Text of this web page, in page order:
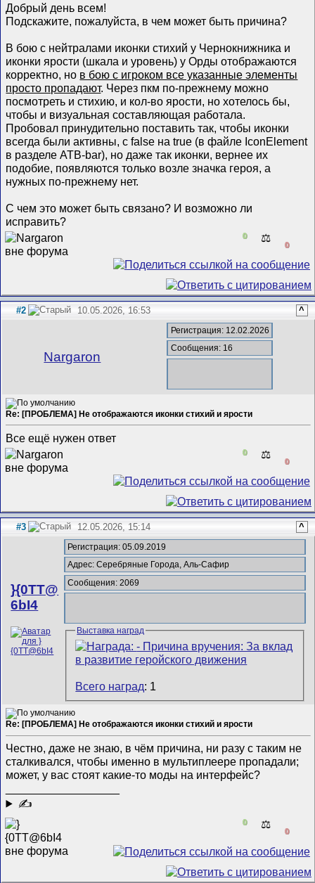
Добрый день всем!
Подскажите, пожалуйста, в чем может быть причина?
В бою с нейтралами иконки стихий у Чернокнижника и
иконки ярости (шкала и уровень) у Орды отображаются
корректно, но в бою с игроком все указанные элементы
просто пропадают. Через пкм по-прежнему можно
посмотреть и стихию, и кол-во ярости, но хотелось бы,
чтобы и визуальная составляющая работала.
Пробовал принудительно поставить так, чтобы иконки
всегда были активны, с false на true (в файле IconElement
в разделе ATB-bar), но даже так иконки, вернее их
подобие, появляются только возле значка героя, а
нужных по-прежнему нет.
С чем это может быть связано? И возможно ли
исправить?
0 ⚖️
0
#2 10.05.2026, 16:53 ^
Nargaron
Регистрация: 12.02.2026
Сообщения: 16
Re: [ПРОБЛЕМА] Не отображаются иконки стихий и ярости
Все ещё нужен ответ
0 ⚖️
0
#3 12.05.2026, 15:14 ^
}{0TT@
6bI4
Регистрация: 05.09.2019
Адрес: Серебряные Города, Аль-Сафир
Сообщения: 2069
Выставка наград
Всего наград: 1
Re: [ПРОБЛЕМА] Не отображаются иконки стихий и ярости
Честно, даже не знаю, в чём причина, ни разу с таким не
сталкивался, чтобы именно в мультиплеере пропадали;
может, у вас стоят какие-то моды на интерфейс?
✍
0 ⚖️
0